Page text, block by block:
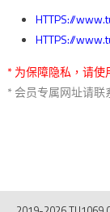
HTTPS://
HTTPS://
* 为保障隐私，请使
* 会员专属网址请联